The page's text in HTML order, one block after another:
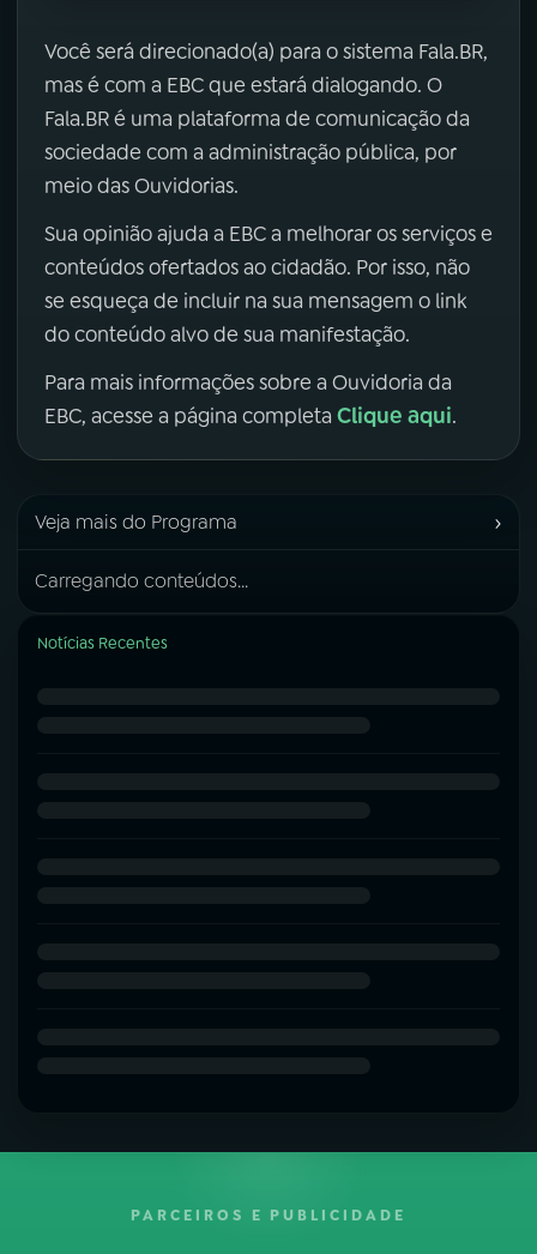
Você será direcionado(a) para o sistema Fala.BR,
mas é com a EBC que estará dialogando. O
Fala.BR é uma plataforma de comunicação da
sociedade com a administração pública, por
meio das Ouvidorias.
Sua opinião ajuda a EBC a melhorar os serviços e
conteúdos ofertados ao cidadão. Por isso, não
se esqueça de incluir na sua mensagem o link
do conteúdo alvo de sua manifestação.
Para mais informações sobre a Ouvidoria da
EBC, acesse a página completa Clique aqui.
Veja mais do Programa ›
Carregando conteúdos...
Notícias Recentes
PARCEIROS E PUBLICIDADE